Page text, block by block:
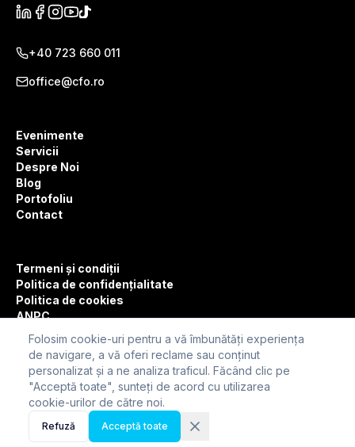
Folosim cookie-uri pentru a vă îmbunătăți experiența
de navigare, a vă oferi reclame sau conținut
personalizat și a ne analiza traficul. Făcând clic pe
"Acceptă toate", sunteți de acord cu utilizarea
cookie-urilor de către noi.
Refuză Acceptă toate
+40 723 660 011
office@cfo.ro
Evenimente
Servicii
Despre Noi
Blog
Portofoliu
Contact
Termeni și condiții
Politica de confidențialitate
Politica de cookies
ANPC
© 2026 CFO. Toate drepturile rezervate.